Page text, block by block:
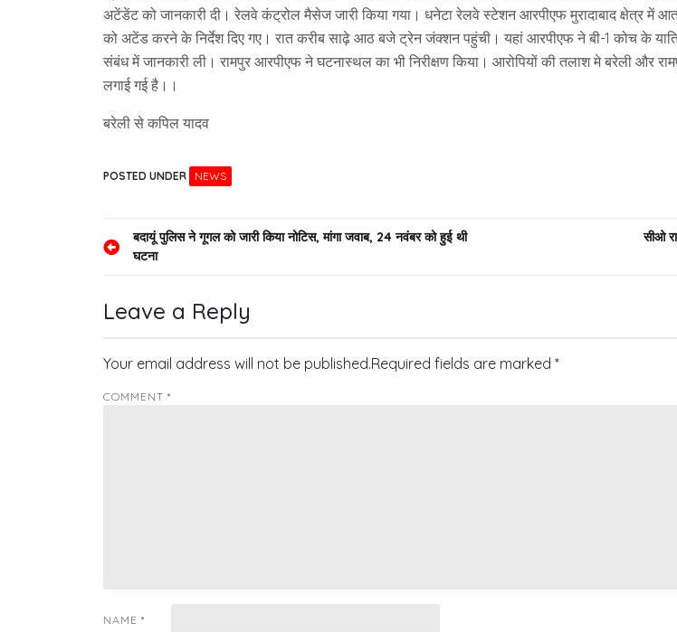
अटेंडेंट को जानकारी दी। रेलवे कंट्रोल मैसेज जारी किया गया। धनेटा रेलवे स्टेशन आरपीएफ मुरादाबाद क्षेत्र में
को अटेंड करने के निर्देश दिए गए। रात करीब साढ़े आठ बजे ट्रेन जंक्शन पहुंची। यहां आरपीएफ ने बी-1 कोच के
संबंध में जानकारी ली। रामपुर आरपीएफ ने घटनास्थल का भी निरीक्षण किया। आरोपियों की तलाश मे बरेली और
लगाई गई है।।
बरेली से कपिल यादव
POSTED UNDER NEWS
Postबदायूं पुलिस ने गूगल को जारी किया नोटिस, मांगा जवाब, 24 नवंबर को हुई थी
घटना
सीओ
Leave a Reply
Your email address will not be published.Required fields are marked *
COMMENT *
NAME *